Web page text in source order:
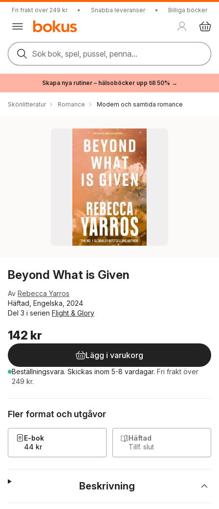
Fri frakt över 249 kr • Snabba leveranser • Billiga böcker
Sök bok, spel, pussel, penna...
Skapa nya rutiner – hälsoböcker upp till 50% →
Skönlitteratur Romance Modern och samtida romance
Beyond What is Given
Av Rebecca Yarros
Häftad, Engelska, 2024
Del 3 i serien Flight & Glory
142 kr
Lägg i varukorg
Beställningsvara. Skickas inom 5-8 vardagar. Fri frakt över
249 kr.
Fler format och utgåvor
E-bok
44 kr
Häftad
Tillf. slut
Beskrivning